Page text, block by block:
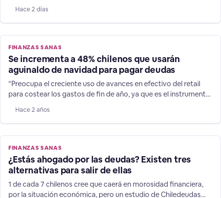
de 1,8% para la expansión de las finanzas chilenas.
Hace 2 días
FINANZAS SANAS
Se incrementa a 48% chilenos que usarán
aguinaldo de navidad para pagar deudas
“Preocupa el creciente uso de avances en efectivo del retail
para costear los gastos de fin de año, ya que es el instrumento
Chiledeudas.cl. Tanto navidad y vacaciones suman relevantes
gastos, y durante 2022, 80% de los chilenos afirmaron que
debieron endeudarse para solventarlos, usando
Hace 2 años
FINANZAS SANAS
¿Estás ahogado por las deudas? Existen tres
alternativas para salir de ellas
1 de cada 7 chilenos cree que caerá en morosidad financiera,
por la situación económica, pero un estudio de Chiledeudas